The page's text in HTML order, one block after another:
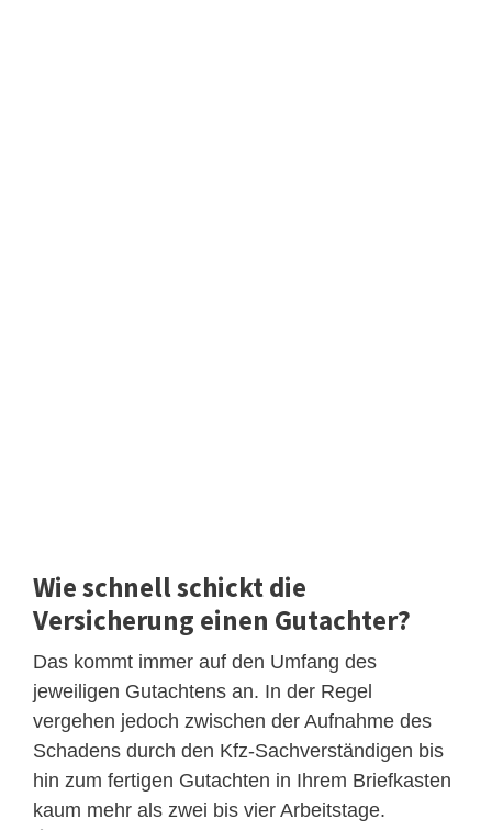
Wie schnell schickt die
Versicherung einen Gutachter?
Das kommt immer auf den Umfang des
jeweiligen Gutachtens an. In der Regel
vergehen jedoch zwischen der Aufnahme des
Schadens durch den Kfz-Sachverständigen bis
hin zum fertigen Gutachten in Ihrem Briefkasten
kaum mehr als zwei bis vier Arbeitstage.